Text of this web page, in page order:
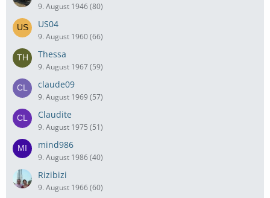
9. August 1946 (80)
US04
9. August 1960 (66)
Thessa
9. August 1967 (59)
claude09
9. August 1969 (57)
Claudite
9. August 1975 (51)
mind986
9. August 1986 (40)
Rizibizi
9. August 1966 (60)